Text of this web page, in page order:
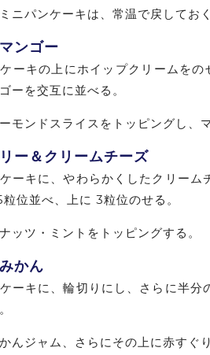
ニパンケーキは、常温で戻してお
ンゴー
ーキの上にホイップクリームを
ーを交互に並べる。
モンドスライスをトッピングし、
ー＆クリームチーズ
ーキに、やわらかくしたクリー
粒位並べ、上に 3粒位のせる。
ッツ・ミントをトッピングする。
かん
ーキに、輪切りにし、さらに半分
んジャム、さらにその上に赤すぐ